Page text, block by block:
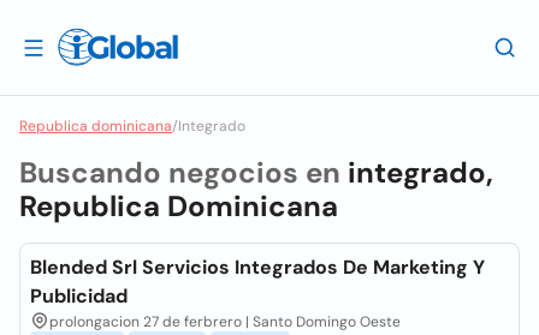
Republica dominicana/Integrado
Buscando negocios en integrado,
Republica Dominicana
Blended Srl Servicios Integrados De Marketing Y
Publicidad
prolongacion 27 de ferbrero | Santo Domingo Oeste